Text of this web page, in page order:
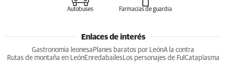
Gastronomia leonesaPlanes baratos por León